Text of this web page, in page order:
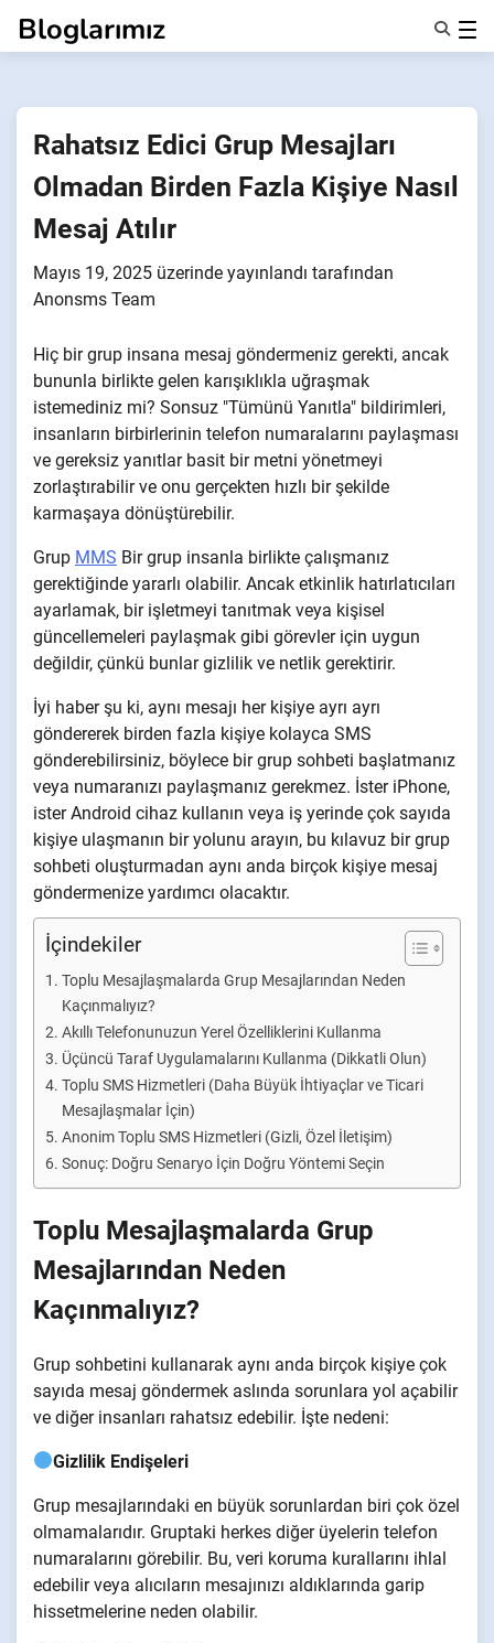
geçBloglarımız
Hakkımızda
Rahatsız Edici Grup Mesajları
Olmadan Birden Fazla Kişiye Nasıl
Mesaj Atılır
Mayıs 19, 2025 üzerinde yayınlandı tarafından
Anonsms Team
Hiç bir grup insana mesaj göndermeniz gerekti, ancak
bununla birlikte gelen karışıklıkla uğraşmak
istemediniz mi? Sonsuz "Tümünü Yanıtla" bildirimleri,
insanların birbirlerinin telefon numaralarını paylaşması
ve gereksiz yanıtlar basit bir metni yönetmeyi
zorlaştırabilir ve onu gerçekten hızlı bir şekilde
karmaşaya dönüştürebilir.
Grup MMS Bir grup insanla birlikte çalışmanız
gerektiğinde yararlı olabilir. Ancak etkinlik hatırlatıcıları
ayarlamak, bir işletmeyi tanıtmak veya kişisel
güncellemeleri paylaşmak gibi görevler için uygun
değildir, çünkü bunlar gizlilik ve netlik gerektirir.
İyi haber şu ki, aynı mesajı her kişiye ayrı ayrı
göndererek birden fazla kişiye kolayca SMS
gönderebilirsiniz, böylece bir grup sohbeti başlatmanız
veya numaranızı paylaşmanız gerekmez. İster iPhone,
ister Android cihaz kullanın veya iş yerinde çok sayıda
kişiye ulaşmanın bir yolunu arayın, bu kılavuz bir grup
sohbeti oluşturmadan aynı anda birçok kişiye mesaj
göndermenize yardımcı olacaktır.
İçindekiler
Toplu Mesajlaşmalarda Grup Mesajlarından Neden
Kaçınmalıyız?
Akıllı Telefonunuzun Yerel Özelliklerini Kullanma
Üçüncü Taraf Uygulamalarını Kullanma (Dikkatli Olun)
Toplu SMS Hizmetleri (Daha Büyük İhtiyaçlar ve Ticari
Mesajlaşmalar İçin)
Anonim Toplu SMS Hizmetleri (Gizli, Özel İletişim)
Sonuç: Doğru Senaryo İçin Doğru Yöntemi Seçin
Toplu Mesajlaşmalarda Grup
Mesajlarından Neden
Kaçınmalıyız?
Grup sohbetini kullanarak aynı anda birçok kişiye çok
sayıda mesaj göndermek aslında sorunlara yol açabilir
ve diğer insanları rahatsız edebilir. İşte nedeni:
Gizlilik Endişeleri
Grup mesajlarındaki en büyük sorunlardan biri çok özel
olmamalarıdır. Gruptaki herkes diğer üyelerin telefon
numaralarını görebilir. Bu, veri koruma kurallarını ihlal
edebilir veya alıcıların mesajınızı aldıklarında garip
hissetmelerine neden olabilir.